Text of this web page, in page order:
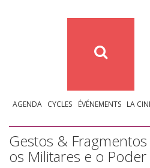
AGENDA CYCLES ÉVÉNEMENTS LA
Gestos &
os Militares e o Poder